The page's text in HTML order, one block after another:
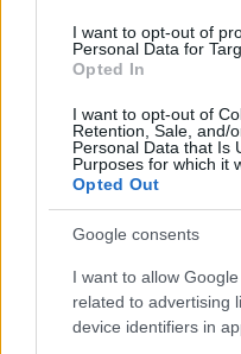
I want to opt-out of
Personal Data for
Opted In
I want to opt-out of
Retention, Sale, and/
Personal Data that Is
Purposes for which it
Opted Out
Google consents
I want to allow
related to advertising
device identifiers in
Harry
A
Föld
gsplus.hu